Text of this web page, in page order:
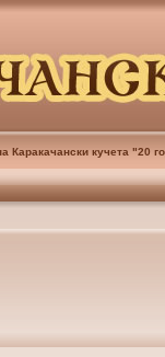
кучета "20